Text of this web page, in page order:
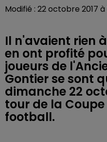
Modifié : 22 octobre 2017
Il n'avaient rien
en ont profité
joueurs de
Gontier se sont
dimanche 22
tour de la
football.